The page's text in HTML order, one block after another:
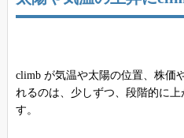
climb が気温や太陽の位置、株価
れるのは、少しずつ、段階的に
す。